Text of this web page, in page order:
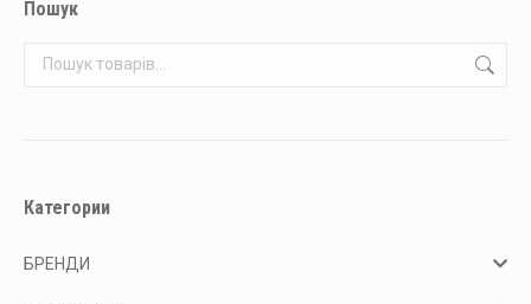
Пошук
Категории
БРЕНДИ